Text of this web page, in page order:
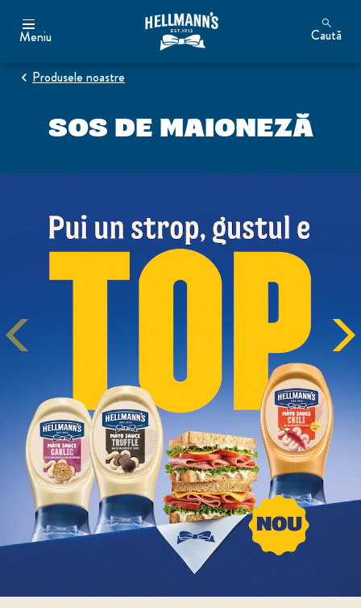
Meniu Caută
Produsele noastre
SOS DE MAIONEZĂ